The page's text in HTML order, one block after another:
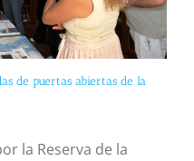
de puertas abiertas de la
la Reserva de la